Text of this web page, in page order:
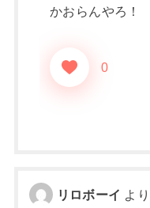
かおらんやろ！
0
リロボーイ よ